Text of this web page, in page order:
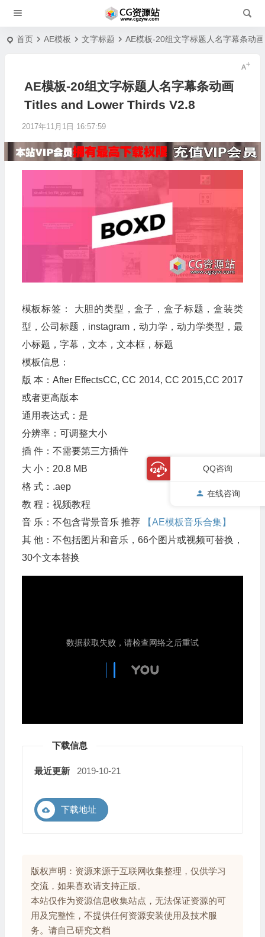
首页 AE模板 文字标题 AE模板-20组文字标题人名字幕条动
AE模板-20组文字标题人名字幕条动画
Titles and Lower Thirds V2.8
2017年11月1日 16:57:59
模板标签： 大胆的类型，盒子，盒子标题，盒装类
型，公司标题，instagram，动力学，动力学类型，最
小标题，字幕，文本，文本框，标题
模板信息：
版 本：After EffectsCC, CC 2014, CC 2015,CC 2017
或者更高版本
通用表达式：是
分辨率：可调整大小
插 件：不需要第三方插件
大 小：20.8 MB
格 式：.aep
教 程：视频教程
音 乐：不包含背景音乐 推荐
【AE模板音乐合集】
其 他：不包括图片和音乐，66个图片或视频可替换，
30个文本替换
下载信息
最近更新 2019-10-21
下载地址
版权声明：资源来源于互联网收集整理，仅供学习
交流，如果喜欢请支持正版。
本站仅作为资源信息收集站点，无法保证资源的可
用及完整性，不提供任何资源安装使用及技术服
务。请自己研究文档
QQ咨询
在线咨询